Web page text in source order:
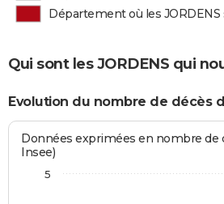
Département où les
Qui sont les JORDENS qui
Evolution du nombre de décès
Données exprimées en nombre de
Insee)
5